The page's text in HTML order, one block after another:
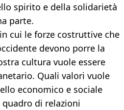
spirito e della solidarietà
parte.
cui le forze costruttive che
devono porre la
cultura vuole essere
Quali valori vuole
economico e sociale
di relazioni